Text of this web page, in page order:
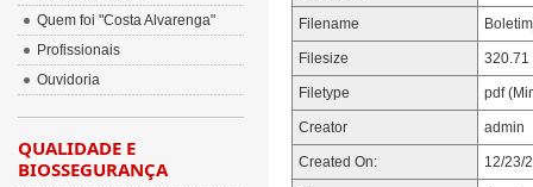
Filename
Filesize 320.71
Filetype pdf
Creator admin
Created On: 12/23/
Quem foi "Costa Alvarenga"
Profissionais
Ouvidoria
QUALIDADE E
BIOSSEGURANÇA